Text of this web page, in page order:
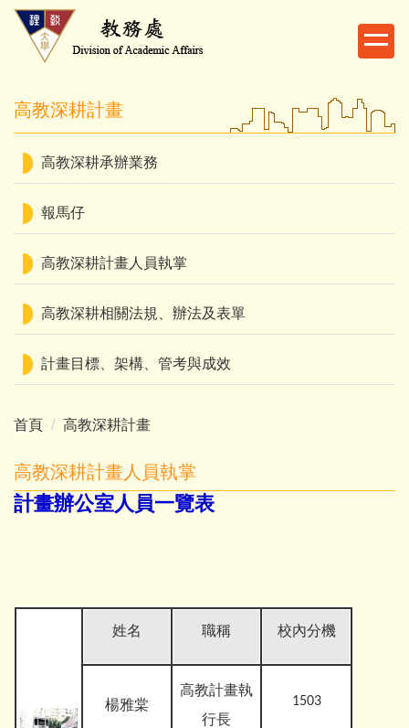
跳
內
容
高教深耕計畫
高教深耕承辦業務
報馬仔
高教深耕計畫人員執掌
高教深耕相關法規、辦法及表單
計畫目標、架構、管考與成效
首頁 高教深耕計畫
高教深耕計畫人員執掌
計畫辦公室人員一覽表
姓名 職稱 校內分機
楊雅棠
高教計畫執
行長
1503